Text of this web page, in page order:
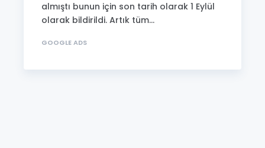
almıştı bunun için son tarih olarak 1 Eylül
olarak bildirildi. Artık tüm...
GOOGLE ADS